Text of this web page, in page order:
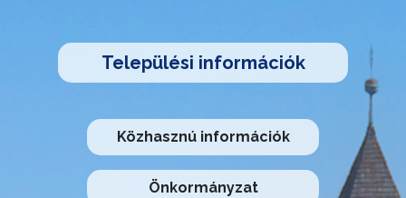
Települési információk
Közhasznú információk
Önkormányzat